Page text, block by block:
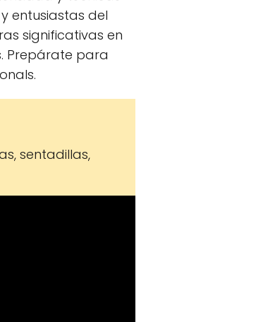
entusiastas del
significativas en
Prepárate para
sentadillas,